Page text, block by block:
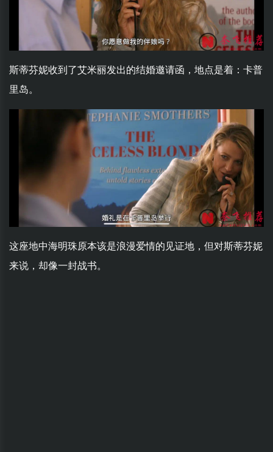
斯蒂芬妮收到了艾米丽发出的结婚邀请函，地点是着：卡普
里岛。
这座地中海明珠原本该是浪漫爱情的见证地，但对斯蒂芬妮
来说，却像一封战书。